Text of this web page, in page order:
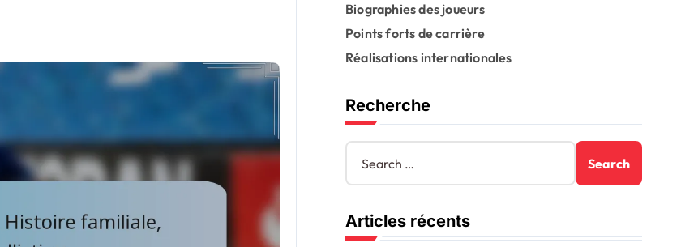
Biographies des joueurs
Points forts de carrière
Réalisations internationales
Recherche
S
a
c
h
Articles récents